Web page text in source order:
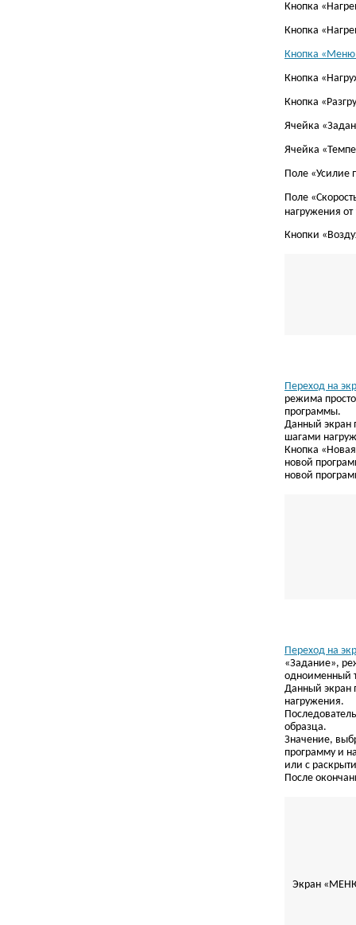
Кнопка
Кнопка
Кнопка
Кнопка
Кнопка
Ячейка
Ячейка
Поле «Усилие
Поле
нагружения
Кнопки
Переход на
режима
программы.
Данный экран
шагами
Кнопка
новой
новой
Переход на
«Задание»,
одноименный
Данный экран
нагружения.
образца.
Значение,
программу и
или с
После
Экран